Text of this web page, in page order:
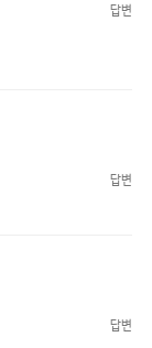
답변
답변
답변